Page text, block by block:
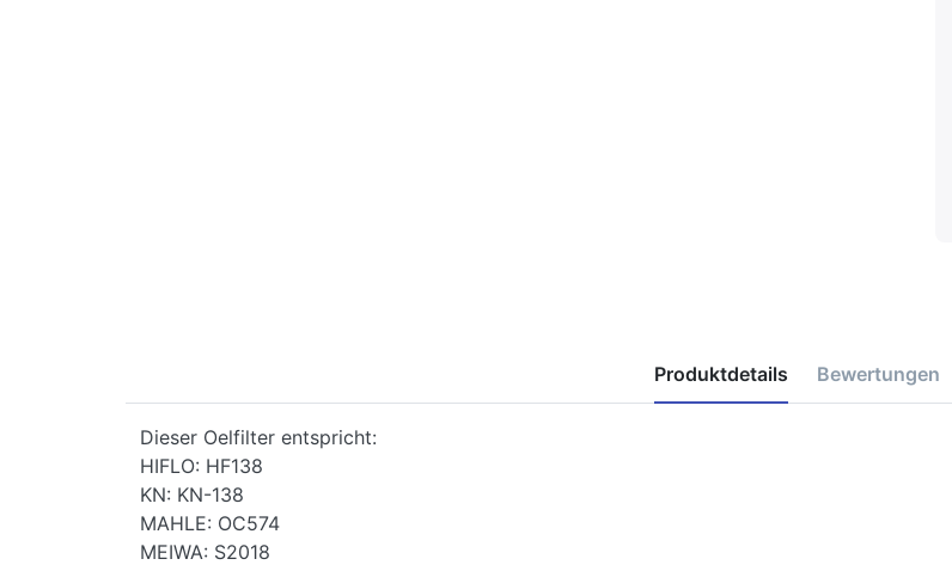
Produktdetails Bewertungen
Dieser Oelfilter entspricht:
HIFLO: HF138
KN: KN-138
MAHLE: OC574
MEIWA: S2018